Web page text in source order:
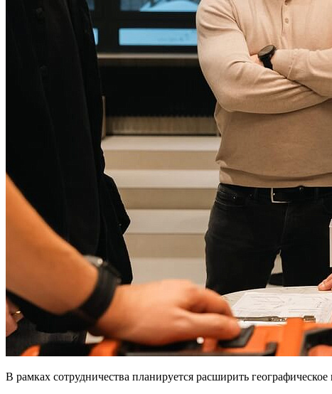
В рамках сотрудничества планируется расширить